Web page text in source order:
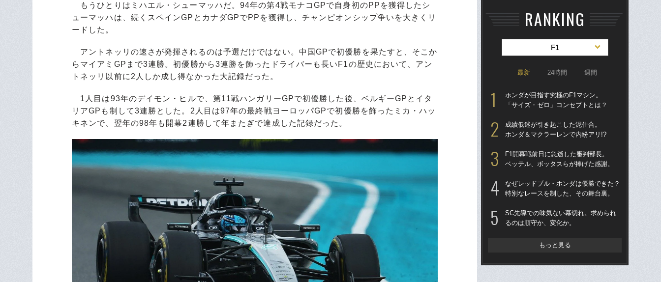
もうひとりはミハエル・シューマッハだ。94年の第4戦モナコGPで自身初のPPを獲得したシ
ューマッハは、続くスペインGPとカナダGPでPPを獲得し、チャンピオンシップ争いを大きくリ
ードした。
アントネッリの速さが発揮されるのは予選だけではない。中国GPで初優勝を果たすと、そこか
らマイアミGPまで3連勝。初優勝から3連勝を飾ったドライバーも長いF1の歴史において、アン
トネッリ以前に2人しか成し得なかった大記録だった。
1人目は93年のデイモン・ヒルで、第11戦ハンガリーGPで初優勝した後、ベルギーGPとイタ
リアGPも制して3連勝とした。2人目は97年の最終戦ヨーロッパGPで初優勝を飾ったミカ・ハッ
キネンで、翌年の98年も開幕2連勝して年またぎで達成した記録だった。
RANKING
F1
最新 24時間 週間
ホンダが目指す究極のF1マシン。
「サイズ・ゼロ」コンセプトとは？
成績低迷が引き起こした泥仕合。
ホンダ＆マクラーレンで内紛アリ!?
F1開幕戦前日に急逝した審判部長。
ベッテル、ボッタスらが捧げた感謝。
なぜレッドブル・ホンダは優勝できた？
特別なレースを制した、その舞台裏。
SC先導での味気ない幕切れ。求められ
るのは順守か、変化か。
もっと見る